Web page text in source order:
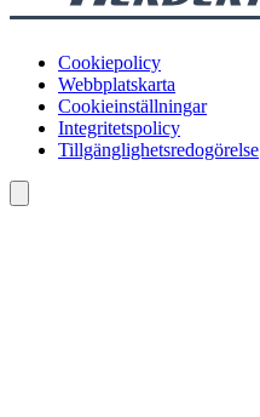
Cookiepolicy
Webbplatskarta
Cookieinställningar
Integritetspolicy
Tillgänglighetsredogörelse